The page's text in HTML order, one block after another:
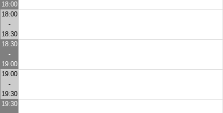
18:00
18:00
-
18:30
18:30
-
19:00
19:00
-
19:30
19:30